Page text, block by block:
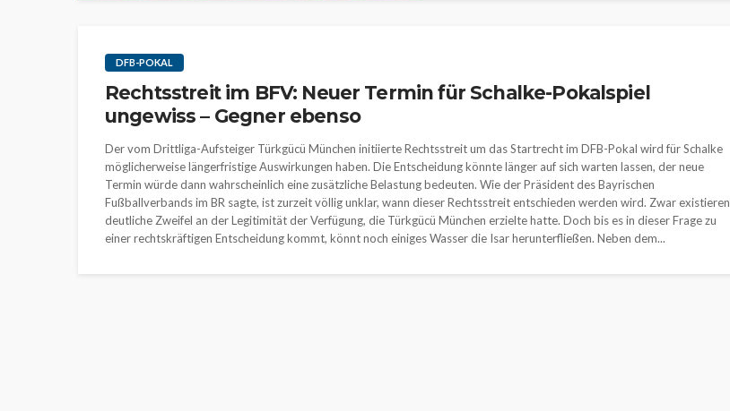
DFB-POKAL
Rechtsstreit im BFV: Neuer Termin für Schalke-Pokalspiel
ungewiss – Gegner ebenso
Der vom Drittliga-Aufsteiger Türkgücü München initiierte Rechtsstreit um das Startrecht im DFB-Pokal wird für Schalke
möglicherweise längerfristige Auswirkungen haben. Die Entscheidung könnte länger auf sich warten lassen, der neue
Termin würde dann wahrscheinlich eine zusätzliche Belastung bedeuten. Wie der Präsident des Bayrischen
Fußballverbands im BR sagte, ist zurzeit völlig unklar, wann dieser Rechtsstreit entschieden werden wird. Zwar existieren
deutliche Zweifel an der Legitimität der Verfügung, die Türkgücü München erzielte hatte. Doch bis es in dieser Frage zu
einer rechtskräftigen Entscheidung kommt, könnt noch einiges Wasser die Isar herunterfließen. Neben dem...